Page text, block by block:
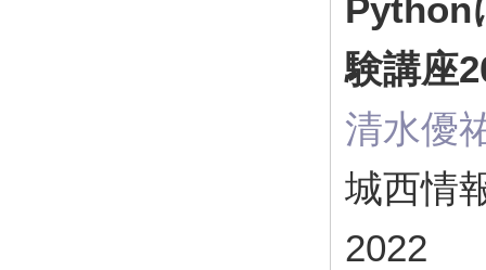
Python
験講座
清水優
城西情
2022